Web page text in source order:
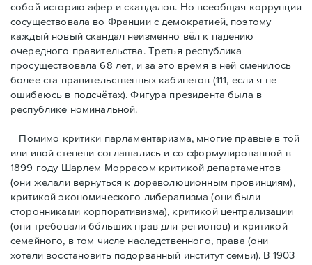
собой историю афер и скандалов. Но всеобщая коррупция
сосуществовала во Франции с демократией, поэтому
каждый новый скандал неизменно вёл к падению
очередного правительства. Третья республика
просуществовала 68 лет, и за это время в ней сменилось
более ста правительственных кабинетов (111, если я не
ошибаюсь в подсчётах). Фигура президента была в
республике номинальной.
Помимо критики парламентаризма, многие правые в той
или иной степени соглашались и со сформулированной в
1899 году Шарлем Моррасом критикой департаментов
(они желали вернуться к дореволюционным провинциям),
критикой экономического либерализма (они были
сторонниками корпоративизма), критикой централизации
(они требовали бóльших прав для регионов) и критикой
семейного, в том числе наследственного, права (они
хотели восстановить подорванный институт семьи). В 1903